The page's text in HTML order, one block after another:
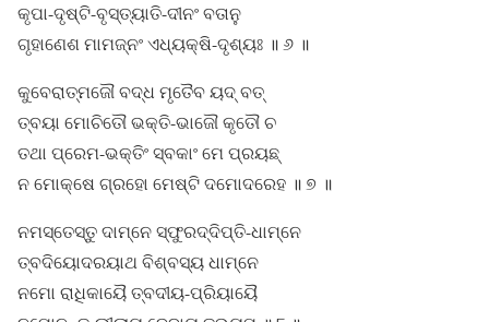
କୃପା-ଦୃଷ୍ଟି-ବୃସ୍ତ୍ୟାତି-ଦୀନଂ ବତାନୁ
ଗୃହାଣେଶ ମାମଜ୍ନଂ ଏଧ୍ୟକ୍ଷି-ଦୃଶ୍ୟଃ ॥ ୬ ॥
କୁବେରାତ୍ମଜୌ ବଦ୍ଧ ମୃତୈବ ୟଦ୍ ବତ୍
ତ୍ବୟା ମୋଚିତୌ ଭକ୍ତି-ଭାଜୌ କୃତୌ ଚ
ତଥା ପ୍ରେମ-ଭକ୍ତିଂ ସ୍ବକାଂ ମେ ପ୍ରୟଛ୍
ନ ମୋକ୍ଷେ ଗ୍ରହୋ ମେଷ୍ଟି ଦମୋଦରେହ ॥ ୭ ॥
ନମସ୍ତେସ୍ତୁ ଦାମ୍ନେ ସ୍ଫୁରଦ୍ଦିପ୍ତି-ଧାମ୍ନେ
ତ୍ବଦିୟୋଦରୟାଥ ବିଶ୍ବସ୍ୟ ଧାମ୍ନେ
ନମୋ ରାଧିକାୟୈ ତ୍ବଦୀୟ-ପ୍ରିୟାୟୈ